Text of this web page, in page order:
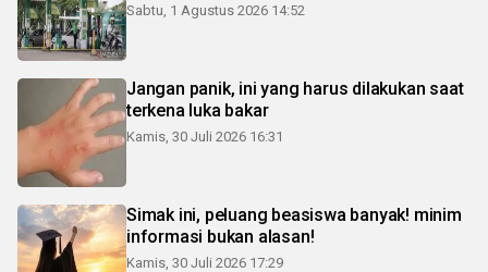
Sabtu, 1 Agustus 2026 14:52
Jangan panik, ini yang harus dilakukan saat
terkena luka bakar
Kamis, 30 Juli 2026 16:31
Simak ini, peluang beasiswa banyak! minim
informasi bukan alasan!
Kamis, 30 Juli 2026 17:29